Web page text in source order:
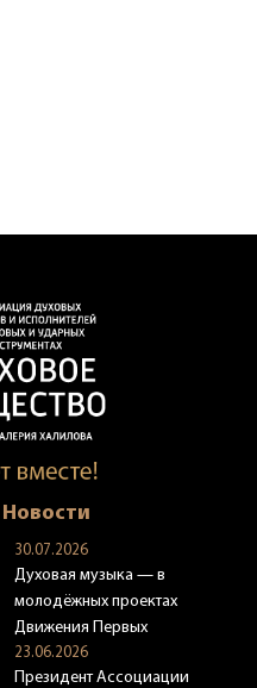
Новости
30.07.2026
Духовая музыка — в
молодёжных проектах
Движения Первых
23.06.2026
Президент Ассоциации